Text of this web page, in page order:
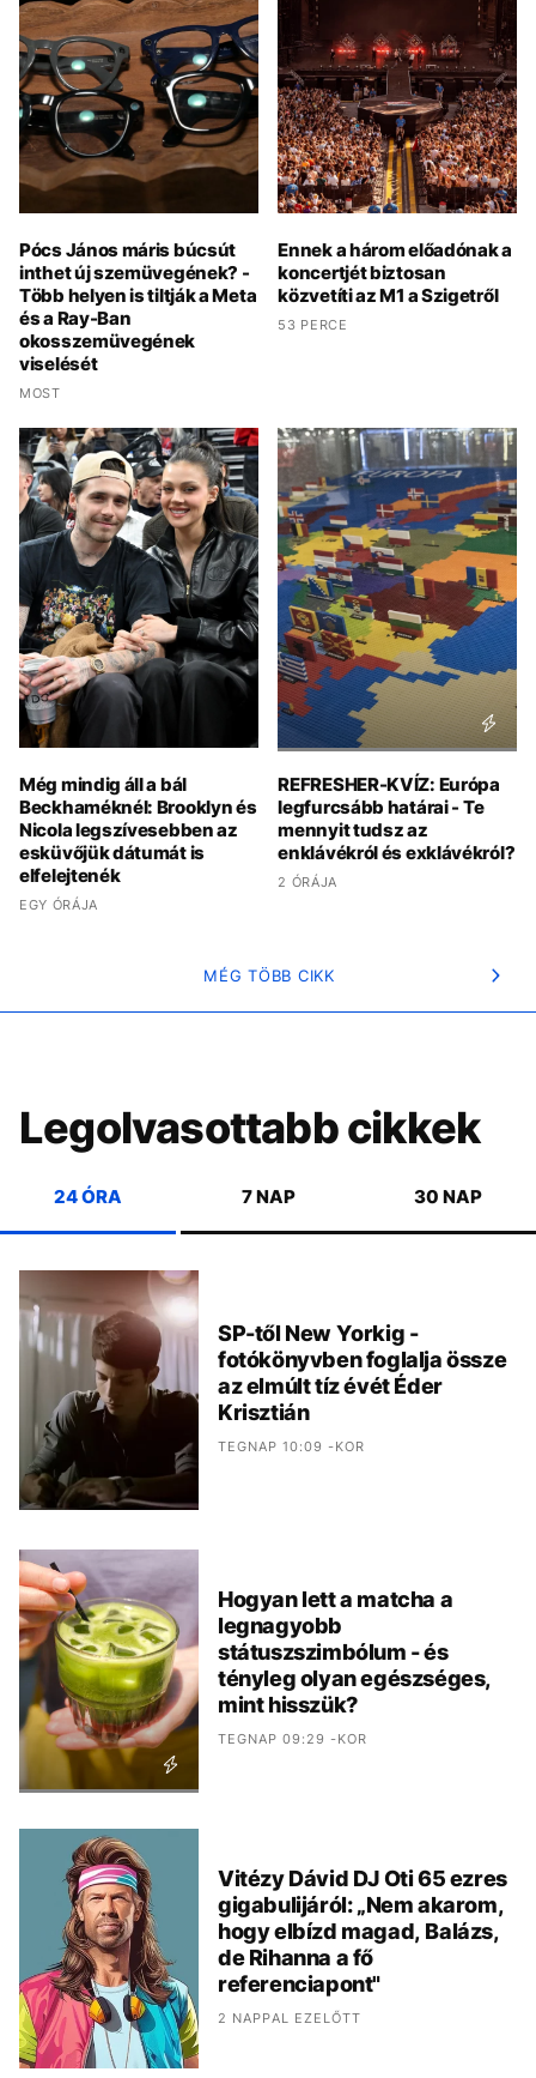
Pócs János máris búcsút
inthet új szemüvegének? -
Több helyen is tiltják a Meta
és a Ray-Ban
okosszemüvegének
viselését
MOST
Ennek a három előadónak a
koncertjét biztosan
közvetíti az M1 a Szigetről
53 PERCE
Még mindig áll a bál
Beckhaméknél: Brooklyn és
Nicola legszívesebben az
esküvőjük dátumát is
elfelejtenék
EGY ÓRÁJA
REFRESHER-KVÍZ: Európa
legfurcsább határai - Te
mennyit tudsz az
enklávékról és exklávékról?
2 ÓRÁJA
MÉG TÖBB CIKK
Legolvasottabb cikkek
24 ÓRA 7 NAP 30 NAP
SP-től New Yorkig -
fotókönyvben foglalja össze
az elmúlt tíz évét Éder
Krisztián
TEGNAP 10:09 -KOR
Hogyan lett a matcha a
legnagyobb
státuszszimbólum - és
tényleg olyan egészséges,
mint hisszük?
TEGNAP 09:29 -KOR
Vitézy Dávid DJ Oti 65 ezres
gigabulijáról: „Nem akarom,
hogy elbízd magad, Balázs,
de Rihanna a fő
referenciapont"
2 NAPPAL EZELŐTT